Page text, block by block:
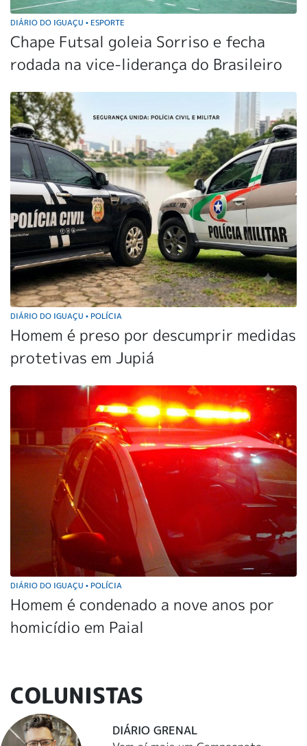
DIÁRIO DO IGUAÇU • ESPORTE
Chape Futsal goleia Sorriso e fecha
rodada na vice-liderança do Brasileiro
DIÁRIO DO IGUAÇU • POLÍCIA
Homem é preso por descumprir medidas
protetivas em Jupiá
DIÁRIO DO IGUAÇU • POLÍCIA
Homem é condenado a nove anos por
homicídio em Paial
COLUNISTAS
DIÁRIO GRENAL